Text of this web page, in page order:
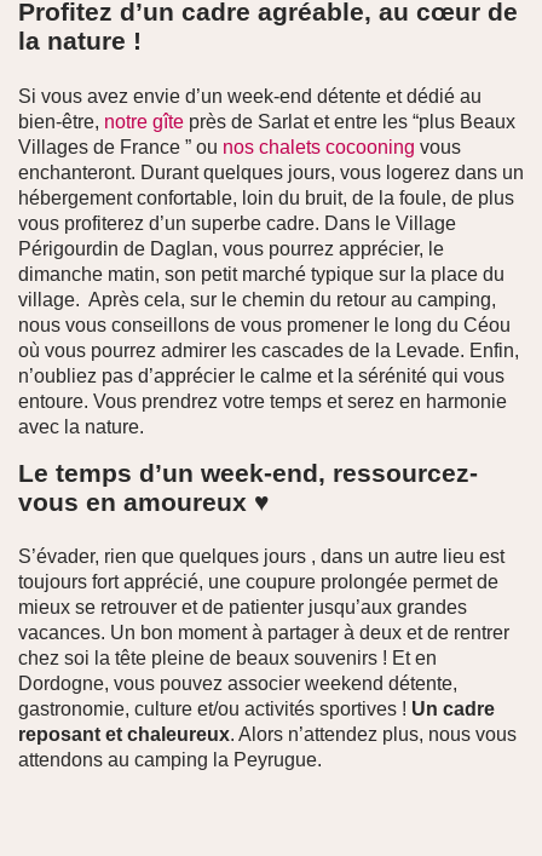
Profitez d’un cadre agréable, au cœur de
la nature !
Si vous avez envie d’un week-end détente et dédié au
bien-être, notre gîte près de Sarlat et entre les “plus Beaux
Villages de France ” ou nos chalets cocooning vous
enchanteront. Durant quelques jours, vous logerez dans un
hébergement confortable, loin du bruit, de la foule, de plus
vous profiterez d’un superbe cadre. Dans le Village
Périgourdin de Daglan, vous pourrez apprécier, le
dimanche matin, son petit marché typique sur la place du
village. Après cela, sur le chemin du retour au camping,
nous vous conseillons de vous promener le long du Céou
où vous pourrez admirer les cascades de la Levade. Enfin,
n’oubliez pas d’apprécier le calme et la sérénité qui vous
entoure. Vous prendrez votre temps et serez en harmonie
avec la nature.
Le temps d’un week-end, ressourcez-
vous en amoureux ♥
S’évader, rien que quelques jours , dans un autre lieu est
toujours fort apprécié, une coupure prolongée permet de
mieux se retrouver et de patienter jusqu’aux grandes
vacances. Un bon moment à partager à deux et de rentrer
chez soi la tête pleine de beaux souvenirs ! Et en
Dordogne, vous pouvez associer weekend détente,
gastronomie, culture et/ou activités sportives ! Un cadre
reposant et chaleureux. Alors n’attendez plus, nous vous
attendons au camping la Peyrugue.